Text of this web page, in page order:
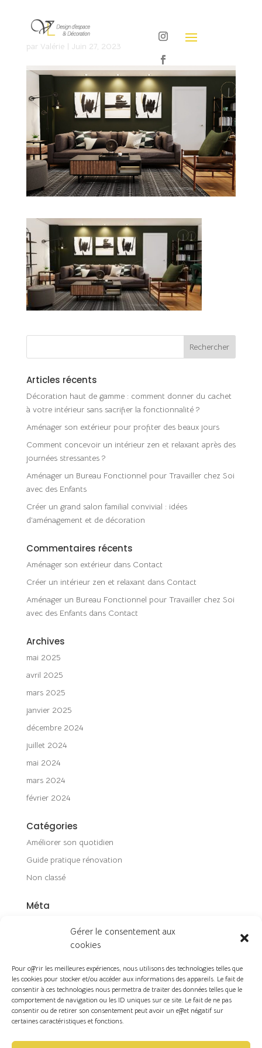
Gérer le consentement aux
cookies
Pour offrir les meilleures expériences, nous utilisons des technologies telles que
les cookies pour stocker et/ou accéder aux informations des appareils. Le fait de
consentir à ces technologies nous permettra de traiter des données telles que le
comportement de navigation ou les ID uniques sur ce site. Le fait de ne pas
consentir ou de retirer son consentement peut avoir un effet négatif sur
certaines caractéristiques et fonctions.
par Valérie| Juin 27, 2023
Articles récents
Décoration haut de gamme : comment donner du cachet
à votre intérieur sans sacrifier la fonctionnalité ?
Aménager son extérieur pour profiter des beaux jours
Comment concevoir un intérieur zen et relaxant après des
journées stressantes ?
Aménager un Bureau Fonctionnel pour Travailler chez Soi
avec des Enfants
Créer un grand salon familial convivial : idées
d’aménagement et de décoration
Commentaires récents
Aménager son extérieurdans Contact
Créer un intérieur zen et relaxant dans Contact
Aménager un Bureau Fonctionnel pour Travailler chez Soi
avec des Enfantsdans Contact
Archives
mai 2025
avril 2025
mars 2025
janvier 2025
décembre 2024
juillet 2024
mai 2024
mars 2024
février 2024
Catégories
Améliorer son quotidien
Guide pratique rénovation
Non classé
Méta
Flux des publications
Site de WordPress-FR
Copyright ©2026 | VL Design d'espace & Décoration